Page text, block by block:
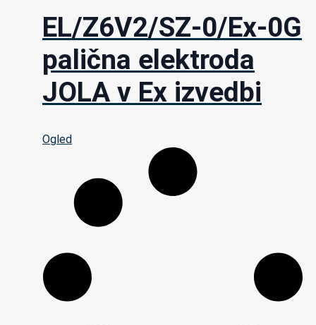
EL/Z6V2/SZ-0/Ex-0G
palična elektroda
JOLA v Ex izvedbi
Ogled